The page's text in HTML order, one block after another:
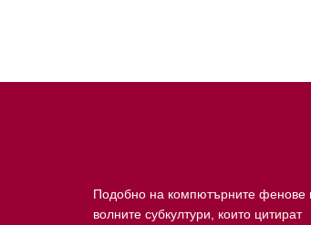
Подобно на компютърните фенове
волните субкултури, които цитират